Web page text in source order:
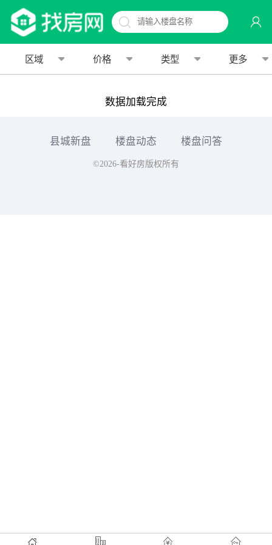
区域 价格 类型 更多
数据加载完成
县城新盘 楼盘动态 楼盘问答
©2026-看好房版权所有